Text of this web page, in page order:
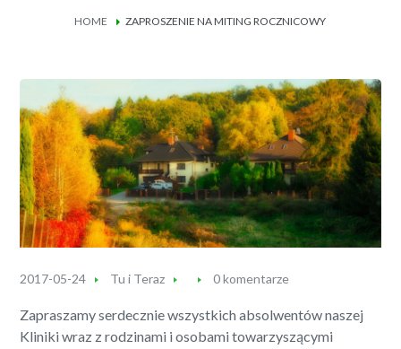
HOME ZAPROSZENIE NA MITING ROCZNICOWY
2017-05-24 Tu i Teraz 0 komentarze
Zapraszamy serdecznie wszystkich absolwentów naszej
Kliniki wraz z rodzinami i osobami towarzyszącymi